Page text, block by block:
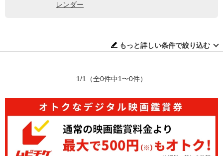
レンダー
もっと詳しい条件で絞り込む
1/1 （全0件中1〜0件）